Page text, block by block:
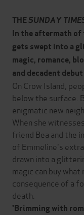
THESUNDAY
In the aftermath of
gets swept into a
magic, romance,
and decadent
On Crow Island,
below the surface.
enigmatic new
When she
friend Bea and the
of Emmeline's
drawn into a
magic can buy
consequence of a
death.
'Brimming with